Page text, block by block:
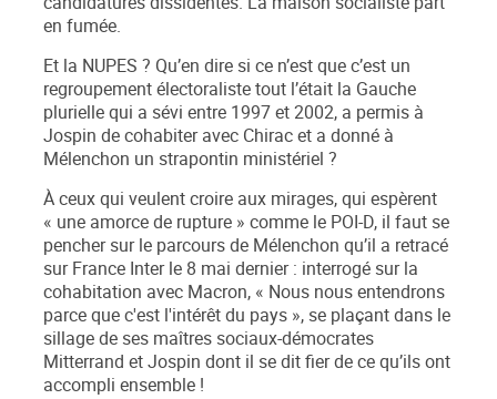
en fumée.
Et la NUPES ? Qu’en dire si ce n’est que c’est un
regroupement électoraliste tout l’était la Gauche
plurielle qui a sévi entre 1997 et 2002, a permis à
Jospin de cohabiter avec Chirac et a donné à
Mélenchon un strapontin ministériel ?
À ceux qui veulent croire aux mirages, qui espèrent
« une amorce de rupture » comme le POI-D, il faut se
pencher sur le parcours de Mélenchon qu’il a retracé
sur France Inter le 8 mai dernier : interrogé sur la
cohabitation avec Macron, « Nous nous entendrons
parce que c'est l'intérêt du pays », se plaçant dans le
sillage de ses maîtres sociaux-démocrates
Mitterrand et Jospin dont il se dit fier de ce qu’ils ont
accompli ensemble !